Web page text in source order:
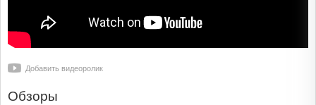
Добавить видеоролик
Обзоры